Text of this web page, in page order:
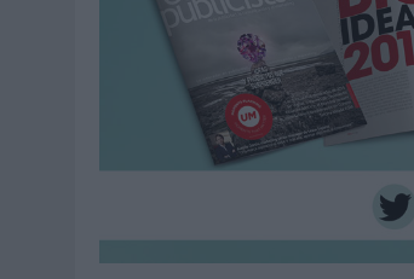
BEON WORLDWIDE LANZA RAÍZ
FABRA COMUNICACIÓN
05/08/2026 | LOPESAN HOTELS & RESORTS
| LUIS ARQUILLOS (BURGO DE
‘EL PARAÍSO MÁS CERCA’, DE
04/08/2026 | ‘LA ÚNICA CERVEZA DEL MUNDO